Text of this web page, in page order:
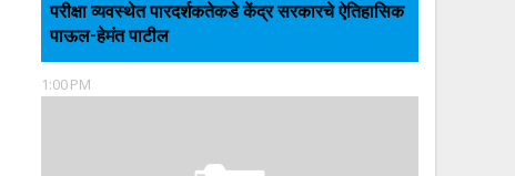
परीक्षा व्यवस्थेत पारदर्शकतेकडे केंद्र सरकारचे ऐतिहासिक
पाऊल-हेमंत पाटील
1:00 PM